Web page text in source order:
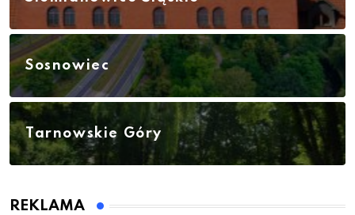
Sosnowiec
Tarnowskie Góry
REKLAMA